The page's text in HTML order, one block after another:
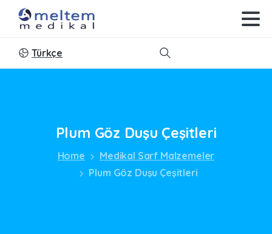
Türkçe
Search
Plum Göz Duşu Çeşitleri
Home
Medikal Sarf Malzemeler
Plum Göz Duşu Çeşitleri